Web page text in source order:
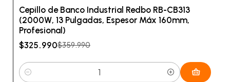
Cepillo de Banco Industrial Redbo RB-CB313
(2000W, 13 Pulgadas, Espesor Máx 160mm,
Profesional)
$325.990$359.990
Cantidad